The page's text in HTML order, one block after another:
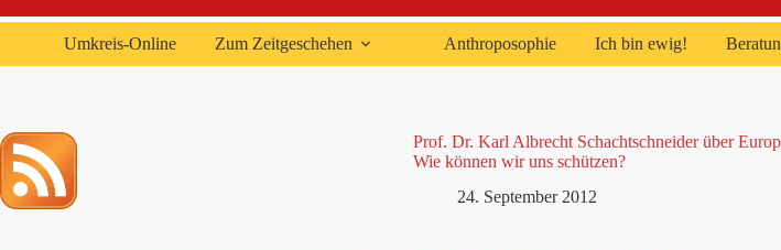
Umkreis-Online Zum Zeitgeschehen Anthroposophie Ich bin ewig!
Prof. Dr. Karl Albrecht Schachtschneider über
Wie können wir uns schützen?
24. September 2012